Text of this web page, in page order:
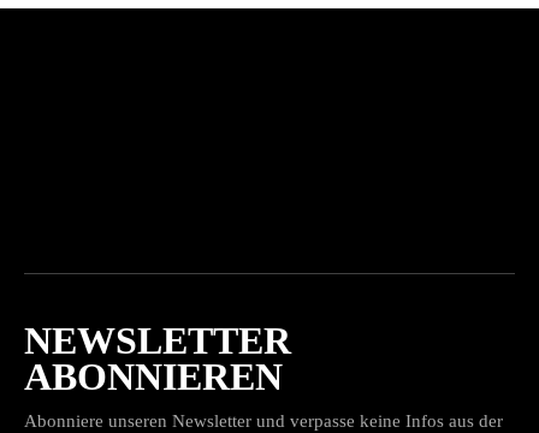
NEWSLETTER
ABONNIEREN
Abonniere unseren Newsletter und verpasse keine Infos aus der